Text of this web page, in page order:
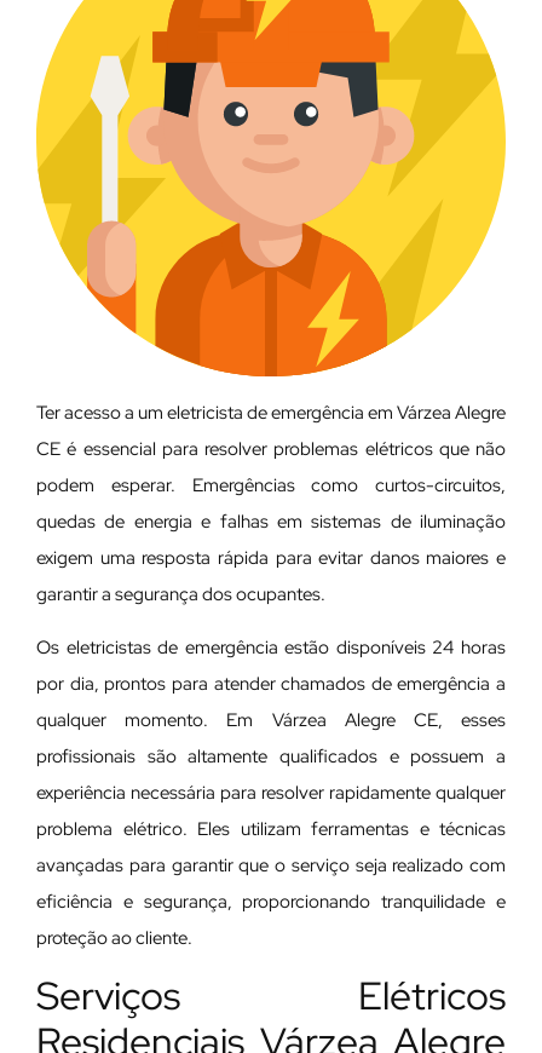
Ter acesso a um eletricista de emergência em Várzea Alegre
CE é essencial para resolver problemas elétricos que não
podem esperar. Emergências como curtos-circuitos,
quedas de energia e falhas em sistemas de iluminação
exigem uma resposta rápida para evitar danos maiores e
garantir a segurança dos ocupantes.
Os eletricistas de emergência estão disponíveis 24 horas
por dia, prontos para atender chamados de emergência a
qualquer momento. Em Várzea Alegre CE, esses
profissionais são altamente qualificados e possuem a
experiência necessária para resolver rapidamente qualquer
problema elétrico. Eles utilizam ferramentas e técnicas
avançadas para garantir que o serviço seja realizado com
eficiência e segurança, proporcionando tranquilidade e
proteção ao cliente.
Serviços Elétricos
Residenciais Várzea Alegre